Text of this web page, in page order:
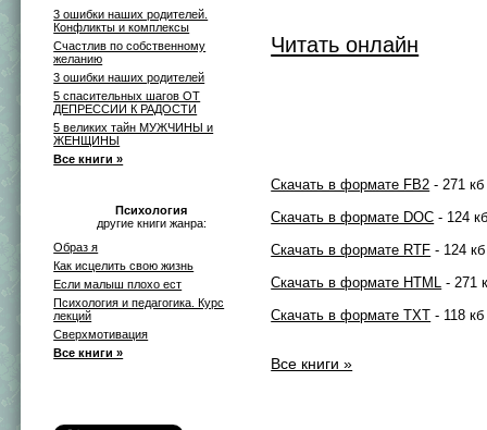
3 ошибки наших родителей.
Конфликты и комплексы
Счастлив по собственному
желанию
3 ошибки наших родителей
5 спасительных шагов ОТ
ДЕПРЕССИИ К РАДОСТИ
5 великих тайн МУЖЧИНЫ и
ЖЕНЩИНЫ
Все книги »
Психология
другие книги жанра:
Образ я
Как исцелить свою жизнь
Если малыш плохо ест
Психология и педагогика. Курс
лекций
Сверхмотивация
Все книги »
Читать онлайн
Скачать в формате FB2 - 271 кб
Скачать в формате DOC - 124
Скачать в формате RTF - 124 кб
Скачать в формате HTML - 271
Скачать в формате TXT - 118 кб
Все книги »